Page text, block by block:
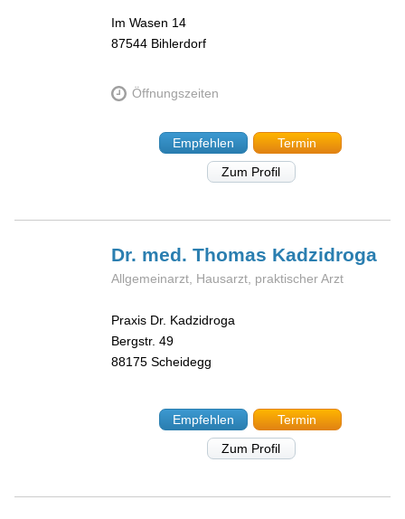
Im Wasen 14
87544 Bihlerdorf
Öffnungszeiten
Empfehlen
Termin
Zum Profil
Dr. med. Thomas Kadzidroga
Allgemeinarzt, Hausarzt, praktischer Arzt
Praxis Dr. Kadzidroga
Bergstr. 49
88175 Scheidegg
Empfehlen
Termin
Zum Profil